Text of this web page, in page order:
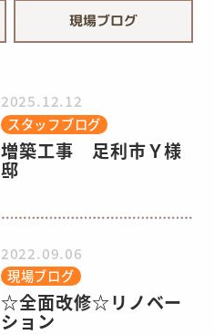
現場ブログ
2025.12.12
スタッフブログ
増築工事 足利市Ｙ様
邸
2022.09.06
現場ブログ
☆全面改修☆リノベー
ション